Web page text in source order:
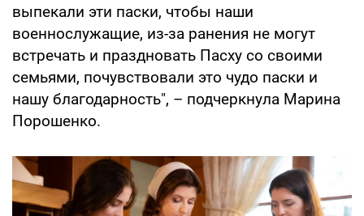
выпекали эти паски, чтобы наши
военнослужащие, из-за ранения не могут
встречать и праздновать Пасху со своими
семьями, почувствовали это чудо паски и
нашу благодарность", – подчеркнула Марина
Порошенко.